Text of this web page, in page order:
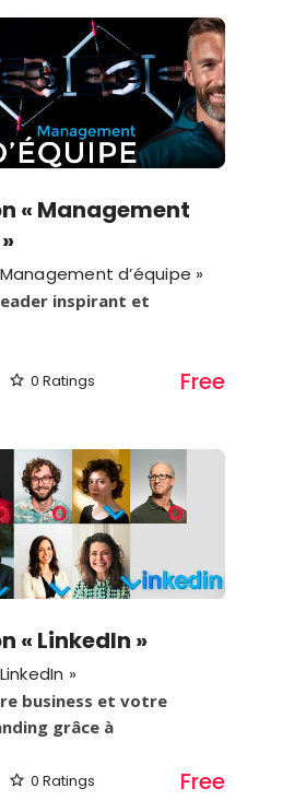
« Management
d’équipe »
inspirant et
0 Ratings Free
« LinkedIn »
»
business et votre
grâce à
0 Ratings Free